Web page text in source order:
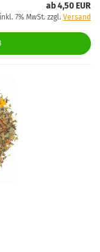
ab 4,50 EUR
inkl. 7% MwSt. zzgl. Versand